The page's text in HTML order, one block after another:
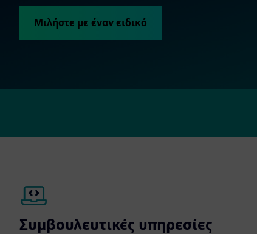
Μιλήστε με έναν ειδικό
Συμβουλευτικές υπηρεσίες